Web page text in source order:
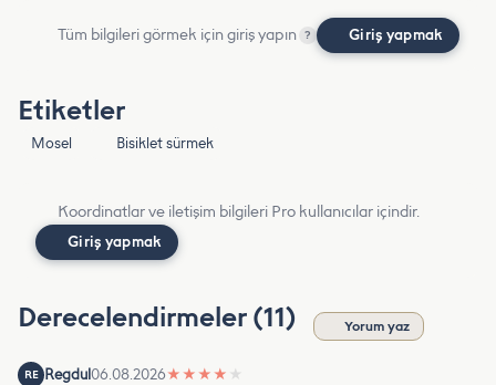
Tüm bilgileri görmek için giriş yapın ? Giriş yapmak
Etiketler
Mosel Bisiklet sürmek
Koordinatlar ve iletişim bilgileri Pro kullanıcılar içindir.
Giriş yapmak
Derecelendirmeler (11) Yorum yaz
RE Regdul06.08.2026★ ★ ★ ★ ★